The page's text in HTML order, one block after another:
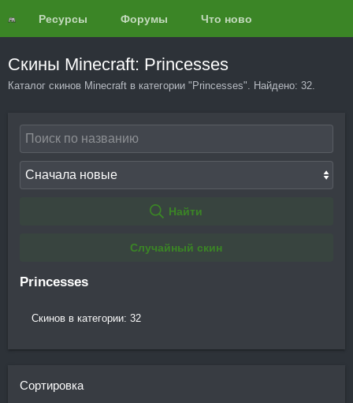
Ресурсы Форумы Что нового?
Скины Minecraft: Princesses
Каталог скинов Minecraft в категории "Princesses". Найдено: 32.
Найти
Случайный скин
Princesses
Скинов в категории: 32
Сортировка